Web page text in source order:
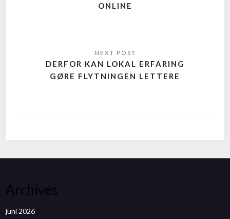
ONLINE
DERFOR KAN LOKAL ERFARING
GØRE FLYTNINGEN LETTERE
Archives
juni 2026